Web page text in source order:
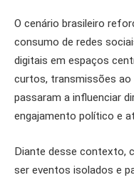
O cenário brasileiro
consumo de redes
digitais em espaços
curtos, transmissões
passaram a influenciar
engajamento político e
Diante desse contexto,
ser eventos isolados e